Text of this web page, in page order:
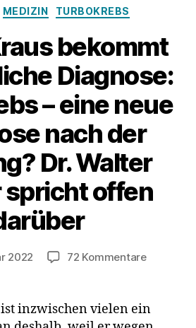
Kategorien
MEDIZIN TURBOKREBS
bekommt
Diagnose:
– eine neue
nach der
Dr. Walter
spricht offen
2022 72 Kommentarezu
inzwischen vielen ein